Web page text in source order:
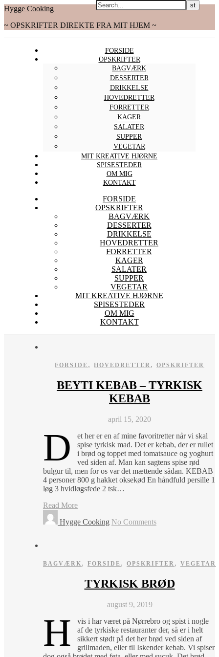
Hygge Cooking
~ OPSKRIFTER DIREKTE FRA MIT HJEM ~
FORSIDE
OPSKRIFTER
BAGVÆRK
DESSERTER
DRIKKELSE
HOVEDRETTER
FORRETTER
KAGER
SALATER
SUPPER
VEGETAR
MIT KREATIVE HJØRNE
SPISESTEDER
OM MIG
KONTAKT
FORSIDE
OPSKRIFTER
BAGVÆRK
DESSERTER
DRIKKELSE
HOVEDRETTER
FORRETTER
KAGER
SALATER
SUPPER
VEGETAR
MIT KREATIVE HJØRNE
SPISESTEDER
OM MIG
KONTAKT
FORSIDE , HOVEDRETTER , OPSKRIFTER
BEYTI KEBAB – TYRKISK
KEBAB
april 15, 2020
D
et her er en af mine favoritretter når vi skal
spise tyrkisk mad. Det er kebab, der er rullet
i brød og toppet med tomatsauce og yoghurt
ved siden af. Man kan sagtens spise rød
bulgur til, men for os var det mættende sådan. KEBAB
4 personer 800 g hakket oksekød En håndfuld persille 1
løg 3 hvidløgsfede 2 tsk…
Read More
Hygge Cooking No Comments
BAGVÆRK , FORSIDE , OPSKRIFTER , VEGETAR
TYRKISK BRØD
august 9, 2019
H
vis i har været på Nørrebro og spist i nogle
af de tyrkiske restauranter der, så er i helt
sikkert stødt på det her brød ved siden af
grillmaden, eller til Iskender kebab. Vi spiser